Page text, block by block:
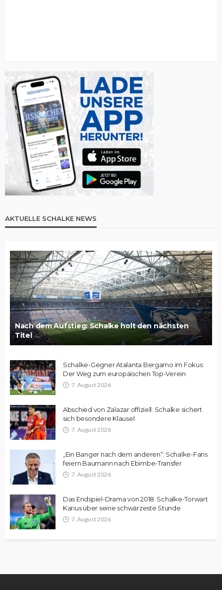
AKTUELLE SCHALKE NEWS
Nach dem Aufstieg: Schalke holt den nächsten
Titel
Schalke-Gegner Atalanta Bergamo im Fokus:
Der Weg zum europäischen Top-Verein
7. August 2026
Abschied von Zalazar offiziell: Schalke sichert
sich besondere Klausel
7. August 2026
„Ein Banger nach dem anderen“: Schalke-Fans
feiern Baumann nach Ebimbe-Transfer
7. August 2026
Das Endspiel-Drama von 2018: Schalke-Torwart
Karius über seine schwärzeste Stunde
7. August 2026